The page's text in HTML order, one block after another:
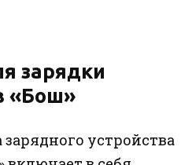
зарядки
«Бош»
устройства